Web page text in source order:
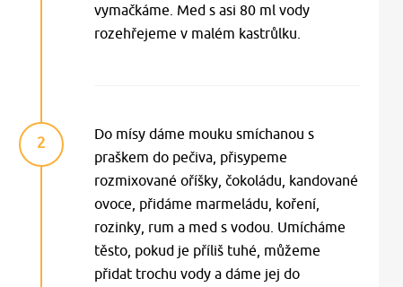
vymačkáme. Med s asi 80 ml vody
rozehřejeme v malém kastrůlku.
2
Do mísy dáme mouku smíchanou s
praškem do pečiva, přisypeme
rozmixované oříšky, čokoládu, kandované
ovoce, přidáme marmeládu, koření,
rozinky, rum a med s vodou. Umícháme
těsto, pokud je příliš tuhé, můžeme
přidat trochu vody a dáme jej do